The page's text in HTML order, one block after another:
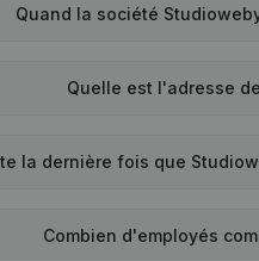
Quand la société
Quelle est l'adresse
la dernière fois que
Combien d'employés